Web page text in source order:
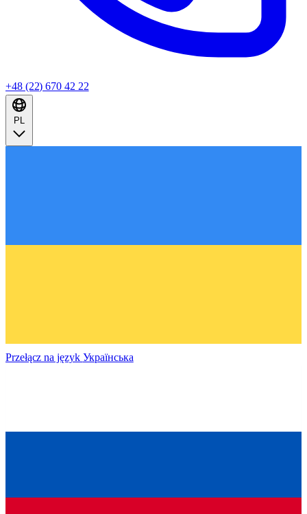
+48 (22) 670 42 22
Przełącz na język Українська